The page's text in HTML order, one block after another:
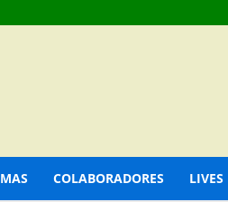
COLABORADORES LIVES